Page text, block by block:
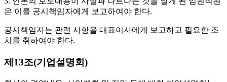
은 이를 공시책임자에게 보고하여야 한다.
공시책임자는 관련 사항을 대표이사에게 보고하고 필요한 조
치를 취하여야 한다.
제13조(기업설명회)